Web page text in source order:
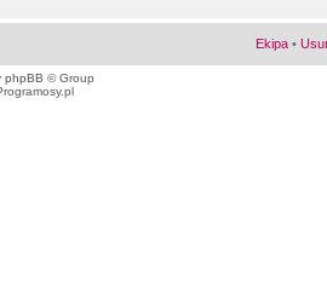
Ekipa •
phpBB © Group